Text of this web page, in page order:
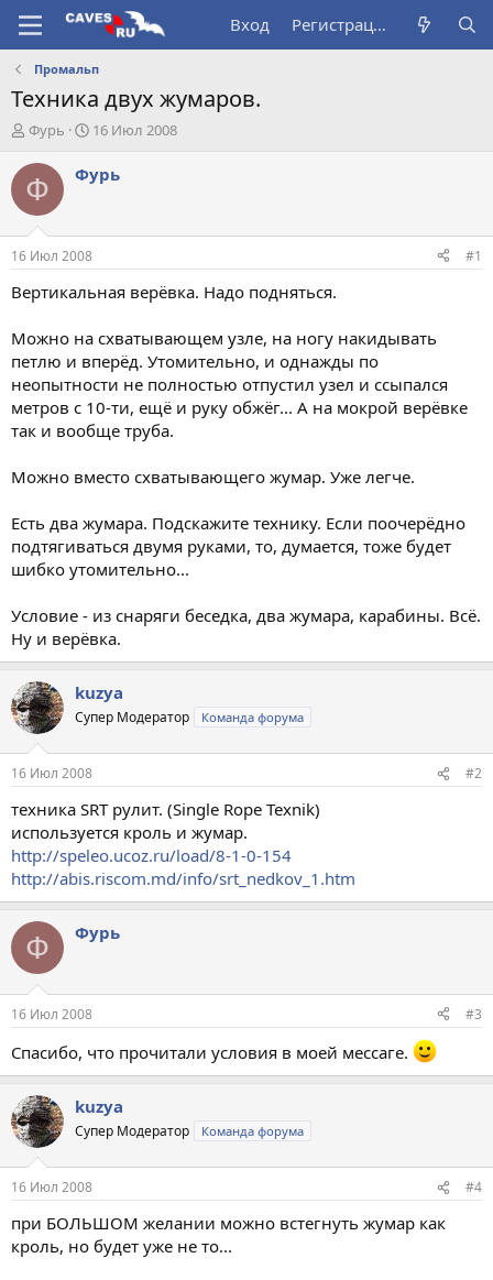
Вход Регистрация
Промальп
Техника двух жумаров.
А
т
о
т
е
м
ы
Фурь
Д
т
а
а
л
16 Июл 2008
Ф Фурь
16 Июл 2008 #1
Вертикальная верёвка. Надо подняться.
Можно на схватывающем узле, на ногу накидывать
петлю и вперёд. Утомительно, и однажды по
неопытности не полностью отпустил узел и ссыпался
метров с 10-ти, ещё и руку обжёг... А на мокрой верёвке
так и вообще труба.
Можно вместо схватывающего жумар. Уже легче.
Есть два жумара. Подскажите технику. Если поочерёдно
подтягиваться двумя руками, то, думается, тоже будет
шибко утомительно...
Условие - из снаряги беседка, два жумара, карабины. Всё.
Ну и верёвка.
kuzya
Супер Модератор Команда форума
16 Июл 2008 #2
техника SRT рулит. (Single Rope Texnik)
используется кроль и жумар.
http://speleo.ucoz.ru/load/8-1-0-154
http://abis.riscom.md/info/srt_nedkov_1.htm
Ф Фурь
16 Июл 2008 #3
Спасибо, что прочитали условия в моей мессаге.
kuzya
Супер Модератор Команда форума
16 Июл 2008 #4
при БОЛЬШОМ желании можно встегнуть жумар как
кроль, но будет уже не то...